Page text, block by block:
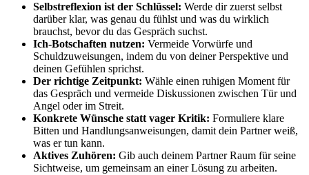
Selbstreflexion ist der Schlüssel: Werde dir zuerst selbst
darüber klar, was genau du fühlst und was du wirklich
brauchst, bevor du das Gespräch suchst.
Ich-Botschaften nutzen: Vermeide Vorwürfe und
Schuldzuweisungen, indem du von deiner Perspektive und
deinen Gefühlen sprichst.
Der richtige Zeitpunkt: Wähle einen ruhigen Moment für
das Gespräch und vermeide Diskussionen zwischen Tür und
Angel oder im Streit.
Konkrete Wünsche statt vager Kritik: Formuliere klare
Bitten und Handlungsanweisungen, damit dein Partner weiß,
was er tun kann.
Aktives Zuhören: Gib auch deinem Partner Raum für seine
Sichtweise, um gemeinsam an einer Lösung zu arbeiten.